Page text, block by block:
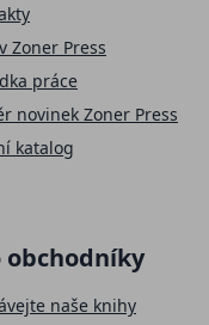
Zoner Press
práce
novinek Zoner Press
katalog
obchodníky
naše knihy